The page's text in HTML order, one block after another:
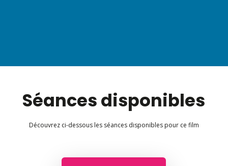
Séances disponibles
Découvrez ci-dessous les séances disponibles pour ce film